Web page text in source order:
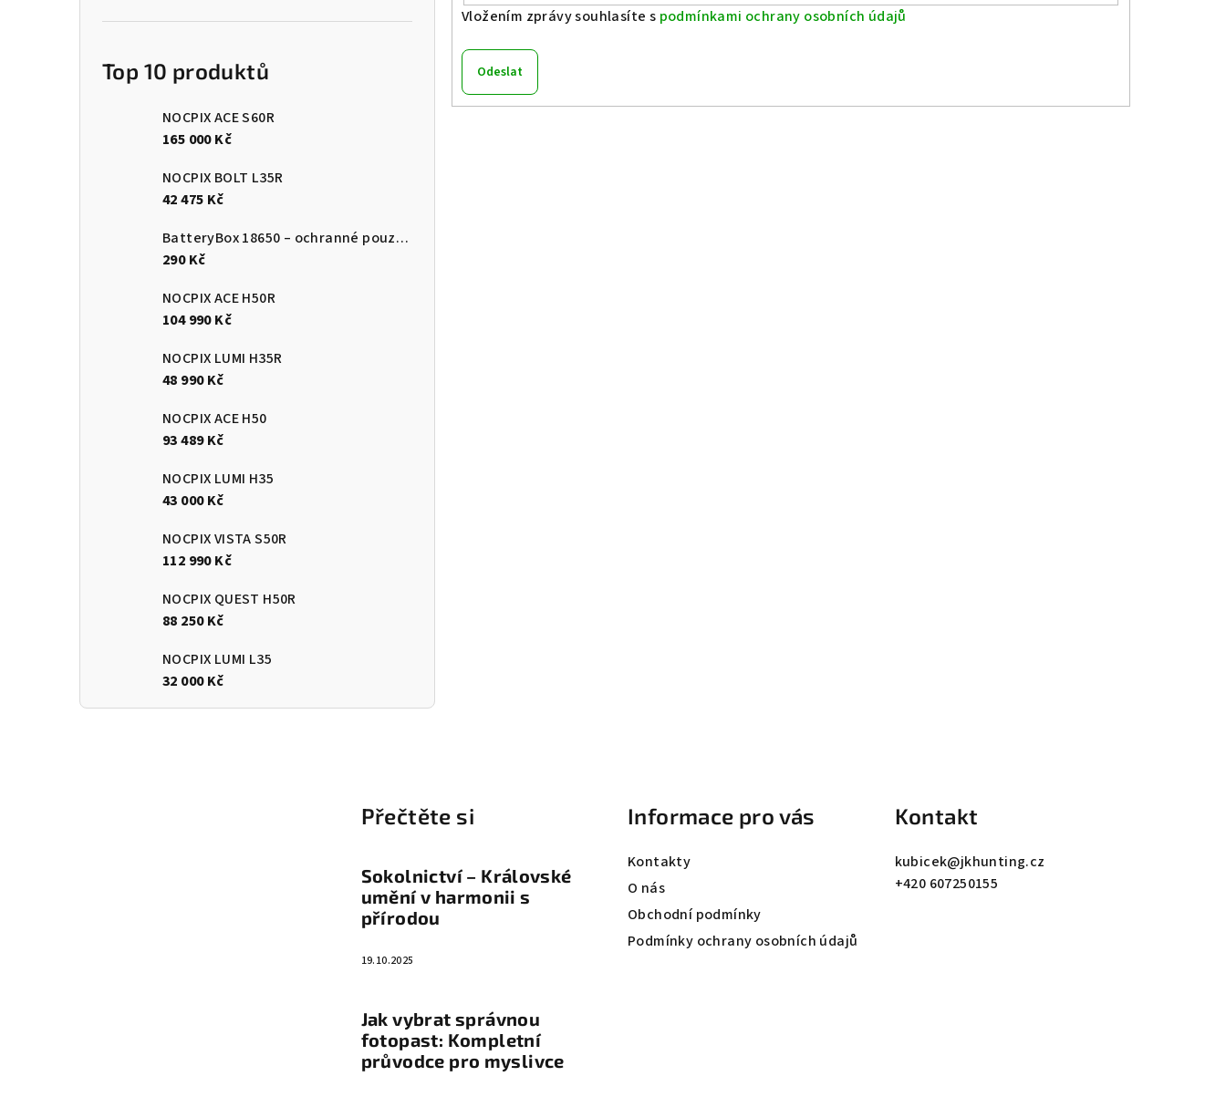
Top 10 produktů
NOCPIX ACE S60R
165 000 Kč
NOCPIX BOLT L35R
42 475 Kč
BatteryBox 18650 – ochranné pouzdro na baterie
290 Kč
NOCPIX ACE H50R
104 990 Kč
NOCPIX LUMI H35R
48 990 Kč
NOCPIX ACE H50
93 489 Kč
NOCPIX LUMI H35
43 000 Kč
NOCPIX VISTA S50R
112 990 Kč
NOCPIX QUEST H50R
88 250 Kč
NOCPIX LUMI L35
32 000 Kč
Vložením zprávy souhlasíte s podmínkami ochrany osobních údajů
Odeslat
Přečtěte si
Sokolnictví – Královské
umění v harmonii s
přírodou
19.10.2025
Jak vybrat správnou
fotopast: Kompletní
průvodce pro myslivce
Informace pro vás
Kontakty
O nás
Obchodní podmínky
Podmínky ochrany osobních údajů
Kontakt
kubicek@jkhunting.cz
+420 607250155